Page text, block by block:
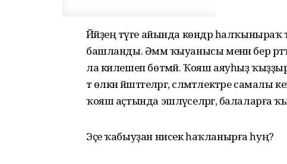
Йәйҙең тәүге айында көндәр һалҡыныраҡ
башланды. Әммә ҡыуанысы менән бер
ла килешеп бөтмәй. Ҡояш аяуһыҙ
тә өлкән йәштәгеләргә, сәләмәтлектәре
ҡояш аҫтында эшләүселәргә, балаларға
Эҫе ҡабыуҙан нисек һаҡланырға һуң?